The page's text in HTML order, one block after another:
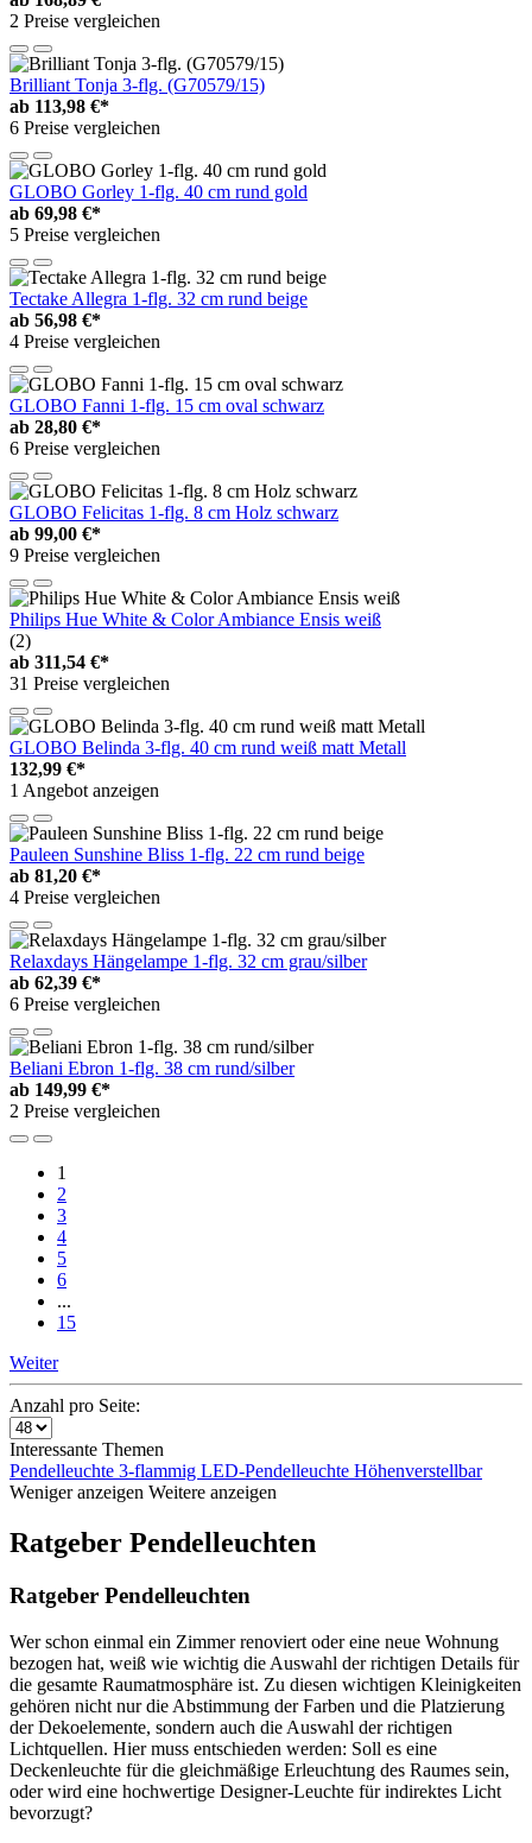
2 Preise vergleichen
Brilliant Tonja 3-flg. (G70579/15)
ab 113,98 €*
6 Preise vergleichen
GLOBO Gorley 1-flg. 40 cm rund gold
ab 69,98 €*
5 Preise vergleichen
Tectake Allegra 1-flg. 32 cm rund beige
ab 56,98 €*
4 Preise vergleichen
GLOBO Fanni 1-flg. 15 cm oval schwarz
ab 28,80 €*
6 Preise vergleichen
GLOBO Felicitas 1-flg. 8 cm Holz schwarz
ab 99,00 €*
9 Preise vergleichen
Philips Hue White & Color Ambiance Ensis weiß
(2)
ab 311,54 €*
31 Preise vergleichen
GLOBO Belinda 3-flg. 40 cm rund weiß matt Metall
132,99 €*
1 Angebot anzeigen
Pauleen Sunshine Bliss 1-flg. 22 cm rund beige
ab 81,20 €*
4 Preise vergleichen
Relaxdays Hängelampe 1-flg. 32 cm grau/silber
ab 62,39 €*
6 Preise vergleichen
Beliani Ebron 1-flg. 38 cm rund/silber
ab 149,99 €*
2 Preise vergleichen
1
2
3
4
5
6
...
15
Weiter
Anzahl pro Seite:
Interessante Themen
Pendelleuchte 3-flammig LED-Pendelleuchte Höhenverstellbar
Weniger anzeigen Weitere anzeigen
Ratgeber Pendelleuchten
Ratgeber Pendelleuchten
Wer schon einmal ein Zimmer renoviert oder eine neue Wohnung
bezogen hat, weiß wie wichtig die Auswahl der richtigen Details für
die gesamte Raumatmosphäre ist. Zu diesen wichtigen Kleinigkeiten
gehören nicht nur die Abstimmung der Farben und die Platzierung
der Dekoelemente, sondern auch die Auswahl der richtigen
Lichtquellen. Hier muss entschieden werden: Soll es eine
Deckenleuchte für die gleichmäßige Erleuchtung des Raumes sein,
oder wird eine hochwertige Designer-Leuchte für indirektes Licht
bevorzugt?